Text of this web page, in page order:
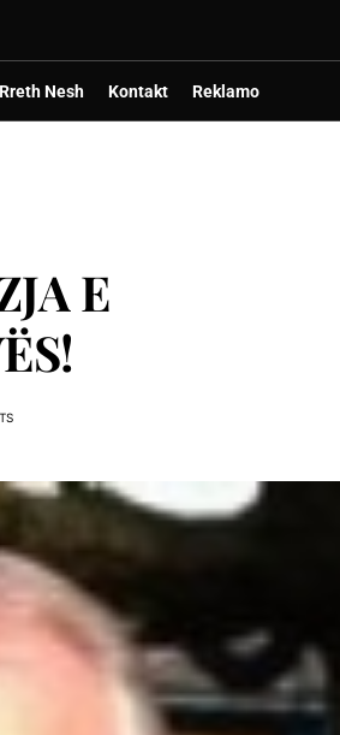
Rreth Nesh Kontakt Reklamo
E